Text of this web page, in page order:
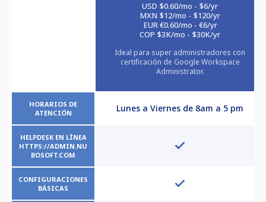
USD $0.60/mo - $6/yr
MXN $12/mo - $120/yr
EUR €0.60/mo - €6/yr
COP $3K/mo - $30K/yr
Ideal para super administradores con
certificación de Google Workspace
Administrator.
HORARIOS DE
ATENCIÓN
Lunes a Viernes de 8am a 5 pm
HELPDESK EN LÍNEA
HTTPS://ADMIN.NU
BOSOFT.COM
CONFIGURACIONES
BÁSICAS